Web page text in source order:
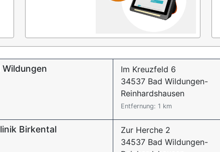
Im Kreuzfeld 6
34537 Bad Wildungen-
Reinhardshausen
Entfernung: 1 km
Birkental
Zur Herche 2
34537 Bad Wildungen-